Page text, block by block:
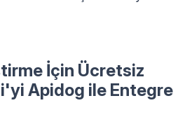
İçin Ücretsiz
Apidog ile Entegre